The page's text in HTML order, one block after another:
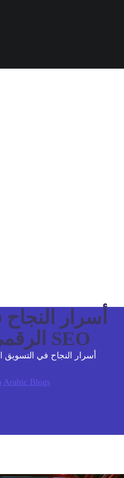
أسرار
الرقمي واستخدام SEO
أسرار النجاح في التسويق
Arabic Blogs